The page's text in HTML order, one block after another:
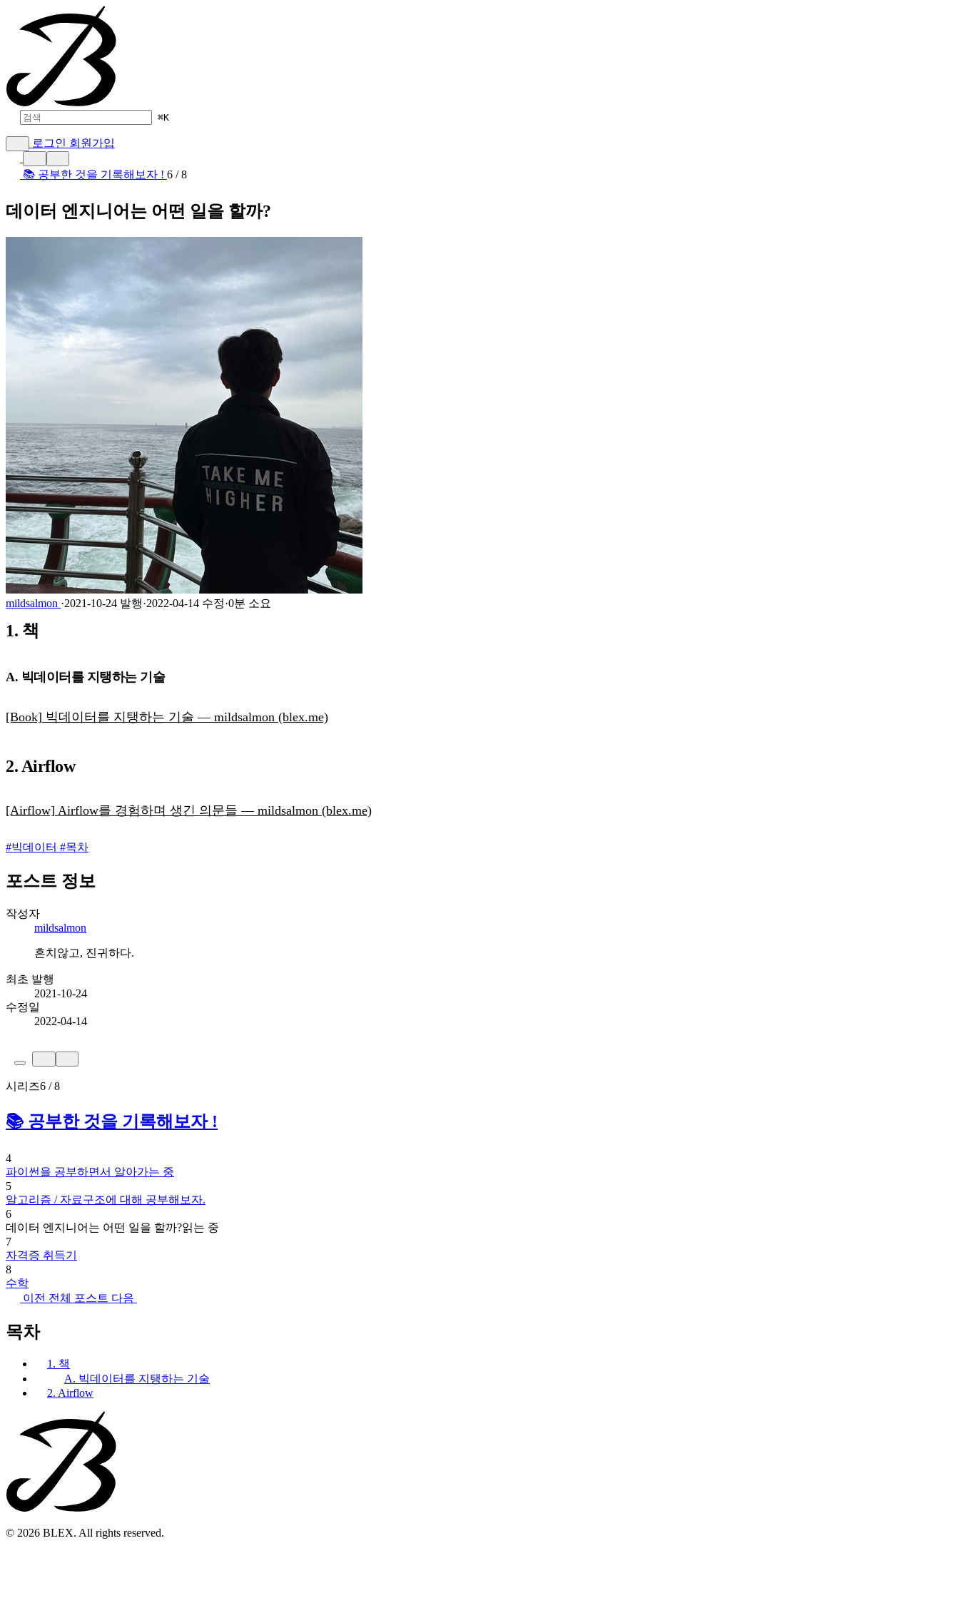
⌘K
로그인 회원가입
📚 공부한 것을 기록해보자 ! 6 / 8
데이터 엔지니어는 어떤 일을 할까?
mildsalmon ·2021-10-24 발행·2022-04-14 수정·0분 소요
1. 책
A. 빅데이터를 지탱하는 기술
[Book] 빅데이터를 지탱하는 기술 — mildsalmon (blex.me)
2. Airflow
[Airflow] Airflow를 경험하며 생긴 의문들 — mildsalmon (blex.me)
#빅데이터 #목차
포스트 정보
작성자
mildsalmon
흔치않고, 진귀하다.
최초 발행
2021-10-24
수정일
2022-04-14
시리즈6 / 8
📚 공부한 것을 기록해보자 !
4
파이썬을 공부하면서 알아가는 중
5
알고리즘 / 자료구조에 대해 공부해보자.
6
데이터 엔지니어는 어떤 일을 할까?읽는 중
7
자격증 취득기
8
수학
이전 전체 포스트 다음
목차
1. 책
A. 빅데이터를 지탱하는 기술
2. Airflow
© 2026 BLEX. All rights reserved.